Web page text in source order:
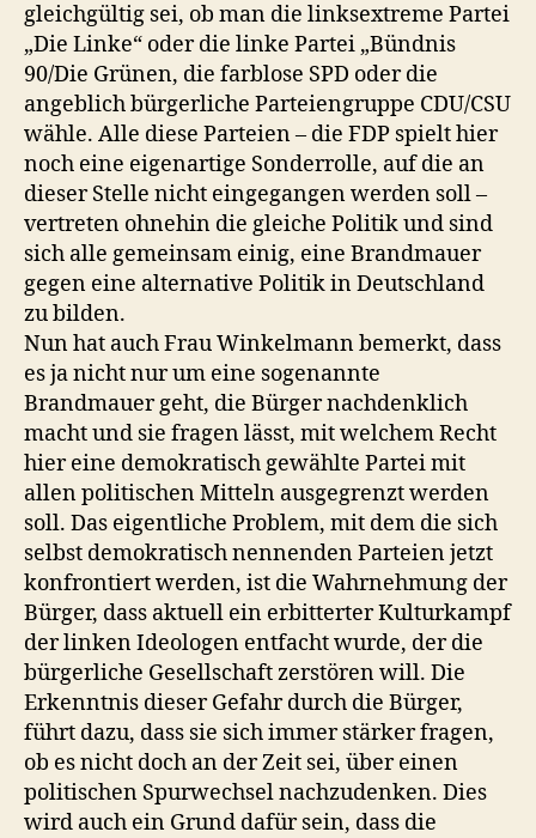
gleichgültig sei, ob man die linksextreme Partei
„Die Linke“ oder die linke Partei „Bündnis
90/Die Grünen, die farblose SPD oder die
angeblich bürgerliche Parteiengruppe CDU/CSU
wähle. Alle diese Parteien – die FDP spielt hier
noch eine eigenartige Sonderrolle, auf die an
dieser Stelle nicht eingegangen werden soll –
vertreten ohnehin die gleiche Politik und sind
sich alle gemeinsam einig, eine Brandmauer
gegen eine alternative Politik in Deutschland
zu bilden.
Nun hat auch Frau Winkelmann bemerkt, dass
es ja nicht nur um eine sogenannte
Brandmauer geht, die Bürger nachdenklich
macht und sie fragen lässt, mit welchem Recht
hier eine demokratisch gewählte Partei mit
allen politischen Mitteln ausgegrenzt werden
soll. Das eigentliche Problem, mit dem die sich
selbst demokratisch nennenden Parteien jetzt
konfrontiert werden, ist die Wahrnehmung der
Bürger, dass aktuell ein erbitterter Kulturkampf
der linken Ideologen entfacht wurde, der die
bürgerliche Gesellschaft zerstören will. Die
Erkenntnis dieser Gefahr durch die Bürger,
führt dazu, dass sie sich immer stärker fragen,
ob es nicht doch an der Zeit sei, über einen
politischen Spurwechsel nachzudenken. Dies
wird auch ein Grund dafür sein, dass die